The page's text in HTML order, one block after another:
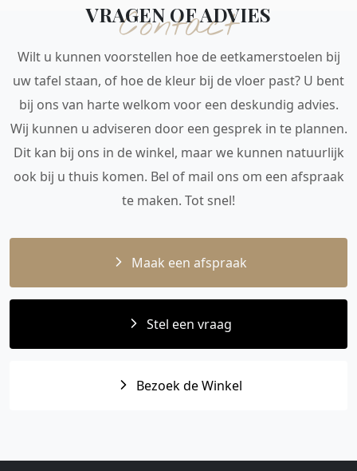
Contact
VRAGEN OF ADVIES
Wilt u kunnen voorstellen hoe de eetkamerstoelen bij
uw tafel staan, of hoe de kleur bij de vloer past? U bent
bij ons van harte welkom voor een deskundig advies.
Wij kunnen u adviseren door een gesprek in te plannen.
Dit kan bij ons in de winkel, maar we kunnen natuurlijk
ook bij u thuis komen. Bel of mail ons om een afspraak
te maken. Tot snel!
Maak een afspraak
Stel een vraag
Bezoek de Winkel